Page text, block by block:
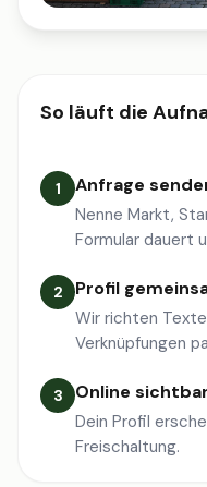
So läuft die
1 Anfrage
Nenne Markt,
Formular dauert
2 Profil
Wir richten
Verknüpfungen
3 Online
Dein Profil
Freischaltung.